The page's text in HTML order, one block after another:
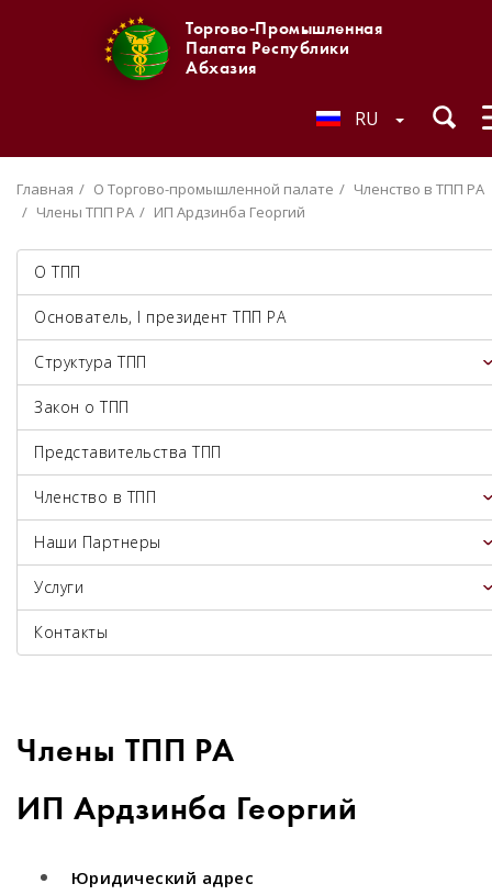
Торгово-Промышленная
Палата Республики
Абхазия
RU
Главная О Торгово-промышленной палате
Членство в ТПП РА
Члены ТПП РА
ИП Ардзинба Георгий
О ТПП
Основатель, I президент ТПП РА
Структура ТПП
Закон о ТПП
Представительства ТПП
Членство в ТПП
Наши Партнеры
Услуги
Контакты
Члены ТПП РА
ИП Ардзинба Георгий
Юридический адрес